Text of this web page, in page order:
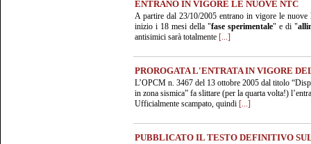
ENTRANO IN VIGORE LE NUOVE NTC
A partire dal 23/10/2005 entrano in vigore le nuove
inizio i 18 mesi della "fase sperimentale" e di "
antisimici sarà totalmente [...]
PROROGATA L'ENTRATA IN VIGORE
L’OPCM n. 3467 del 13 ottobre 2005 dal titolo
in zona sismica” fa slittare (per la quarta volta!)
Ufficialmente scampato, quindi [...]
PUBBLICATO IL TESTO DEFINITIVO